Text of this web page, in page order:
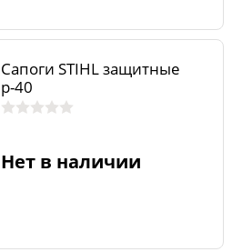
Сапоги STIHL защитные
р-40
Нет в наличии